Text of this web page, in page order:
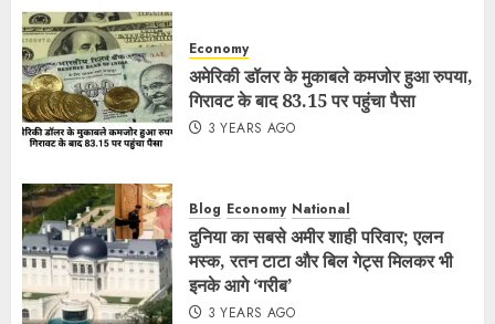
Economy
अमेरिकी डॉलर के मुकाबले कमजोर हुआ रुपया,
गिरावट के बाद 83.15 पर पहुंचा पैसा
3 YEARS AGO
Blog Economy National
दुनिया का सबसे अमीर शाही परिवार; एलन
मस्क, रतन टाटा और बिल गेट्स मिलकर भी
इनके आगे ‘गरीब’
3 YEARS AGO